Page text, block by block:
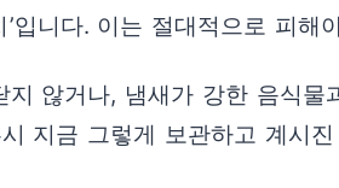
입니다. 이는 절대적으로 피해
않거나, 냄새가 강한 음식
지금 그렇게 보관하고 계시